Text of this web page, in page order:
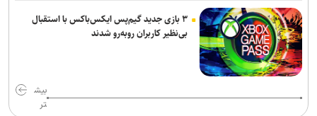
۳ بازی جدید گیم‌پس ایکس‌باکس با استقبال
بی‌نظیر کاربران روبه‌رو شدند
بیش
تر